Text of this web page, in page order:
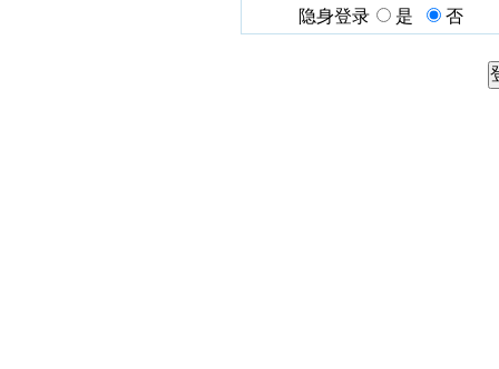
隐身登录
是 否